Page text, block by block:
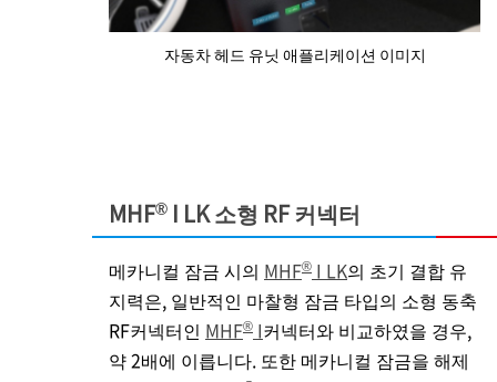
자동차 헤드 유닛 애플리케이션 이미지
MHF® I LK 소형 RF 커넥터
메카니컬 잠금 시의 MHF® I LK의 초기 결합 유
지력은, 일반적인 마찰형 잠금 타입의 소형 동축
RF커넥터인 MHF® I커넥터와 비교하였을 경우,
약 2배에 이릅니다. 또한 메카니컬 잠금을 해제